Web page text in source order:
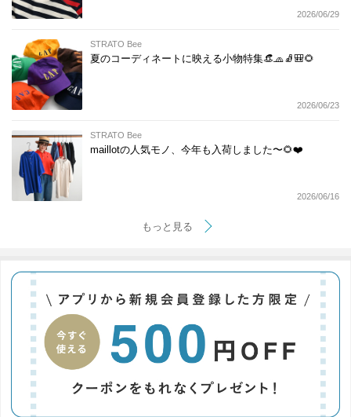
2026/06/29
STRATO Bee
夏のコーディネートに映える小物特集👒🧢🧦🎒🌻
2026/06/23
STRATO Bee
maillotの人気モノ、今年も入荷しました〜🌻❤️
2026/06/16
もっと見る